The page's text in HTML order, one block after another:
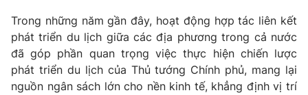
Học trực tuyến
Hitech Công nghệ tương lai
Sản phẩm
Thị trường
Giao lưu trực tuyến
Lịch phát sóng
Trong những năm gần đây, hoạt động hợp tác liên kết
phát triển du lịch giữa các địa phương trong cả nước
đã góp phần quan trọng việc thực hiện chiến lược
phát triển du lịch của Thủ tướng Chính phủ, mang lại
nguồn ngân sách lớn cho nền kinh tế, khẳng định vị trí